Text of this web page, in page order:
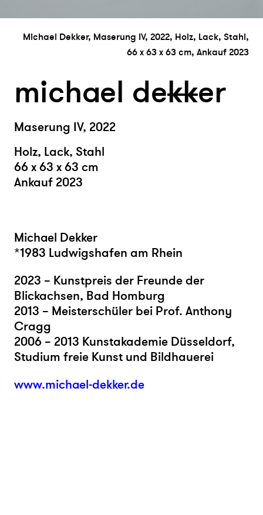
Michael Dekker, Maserung IV, 2022, Holz, Lack, Stahl,
66 x 63 x 63 cm, Ankauf 2023
michael dekker
Maserung IV, 2022
Holz, Lack, Stahl
66 x 63 x 63 cm
Ankauf 2023
Michael Dekker
*1983 Ludwigshafen am Rhein
2023 – Kunstpreis der Freunde der
Blickachsen, Bad Homburg
2013 – Meisterschüler bei Prof. Anthony
Cragg
2006 – 2013 Kunstakademie Düsseldorf,
Studium freie Kunst und Bildhauerei
www.michael-dekker.de